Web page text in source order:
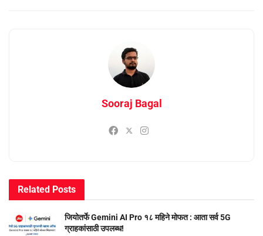
Sooraj Bagal
Related Posts
जियोतर्फे Gemini AI Pro १८ महिने मोफत : आता सर्व 5G
ग्राहकांसाठी उपलब्ध!